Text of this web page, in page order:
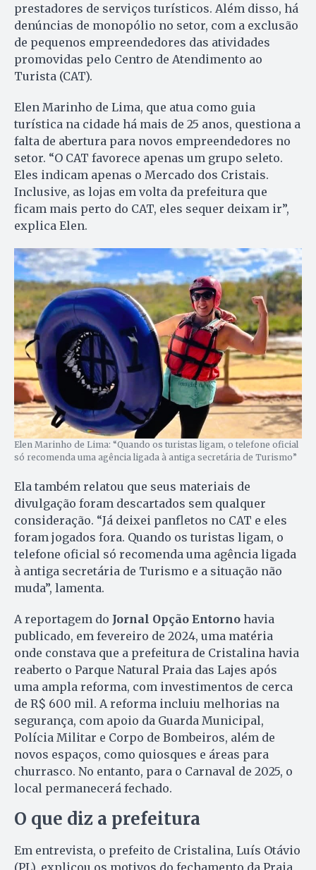
prestadores de serviços turísticos. Além disso, há
denúncias de monopólio no setor, com a exclusão
de pequenos empreendedores das atividades
promovidas pelo Centro de Atendimento ao
Turista (CAT).
Elen Marinho de Lima, que atua como guia
turística na cidade há mais de 25 anos, questiona a
falta de abertura para novos empreendedores no
setor. “O CAT favorece apenas um grupo seleto.
Eles indicam apenas o Mercado dos Cristais.
Inclusive, as lojas em volta da prefeitura que
ficam mais perto do CAT, eles sequer deixam ir”,
explica Elen.
Elen Marinho de Lima: “Quando os turistas ligam, o telefone oficial
só recomenda uma agência ligada à antiga secretária de Turismo”
Ela também relatou que seus materiais de
divulgação foram descartados sem qualquer
consideração. “Já deixei panfletos no CAT e eles
foram jogados fora. Quando os turistas ligam, o
telefone oficial só recomenda uma agência ligada
à antiga secretária de Turismo e a situação não
muda”, lamenta.
A reportagem do Jornal Opção Entorno havia
publicado, em fevereiro de 2024, uma matéria
onde constava que a prefeitura de Cristalina havia
reaberto o Parque Natural Praia das Lajes após
uma ampla reforma, com investimentos de cerca
de R$ 600 mil. A reforma incluiu melhorias na
segurança, com apoio da Guarda Municipal,
Polícia Militar e Corpo de Bombeiros, além de
novos espaços, como quiosques e áreas para
churrasco. No entanto, para o Carnaval de 2025, o
local permanecerá fechado.
O que diz a prefeitura
Em entrevista, o prefeito de Cristalina, Luís Otávio
(PL), explicou os motivos do fechamento da Praia